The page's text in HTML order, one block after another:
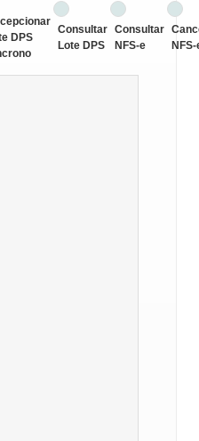
DPS
Consultar
Lote DPS
Consultar
NFS-e
NFS-